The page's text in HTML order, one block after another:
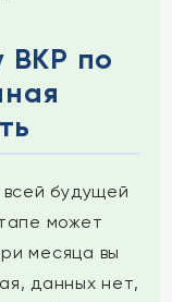
ВКР по
будущей
может
месяца вы
данных нет,